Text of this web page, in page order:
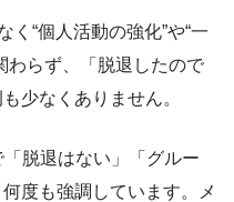
く“個人活動の強化”や“一
わらず、「脱退したので
少なくありません。
脱退はない」「グルー
度も強調しています。メ